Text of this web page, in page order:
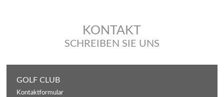
KONTAKT
SCHREIBEN SIE UNS
GOLF CLUB
Kontaktformular